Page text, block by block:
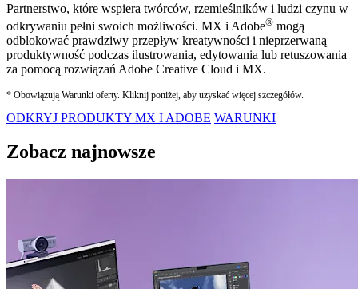
Partnerstwo, które wspiera twórców, rzemieślników i ludzi czynu w
odkrywaniu pełni swoich możliwości. MX i Adobe® mogą
odblokować prawdziwy przepływ kreatywności i nieprzerwaną
produktywność podczas ilustrowania, edytowania lub retuszowania
za pomocą rozwiązań Adobe Creative Cloud i MX.
* Obowiązują Warunki oferty. Kliknij poniżej, aby uzyskać więcej szczegółów.
ODKRYJ PRODUKTY MX I ADOBE WARUNKI
Zobacz najnowsze